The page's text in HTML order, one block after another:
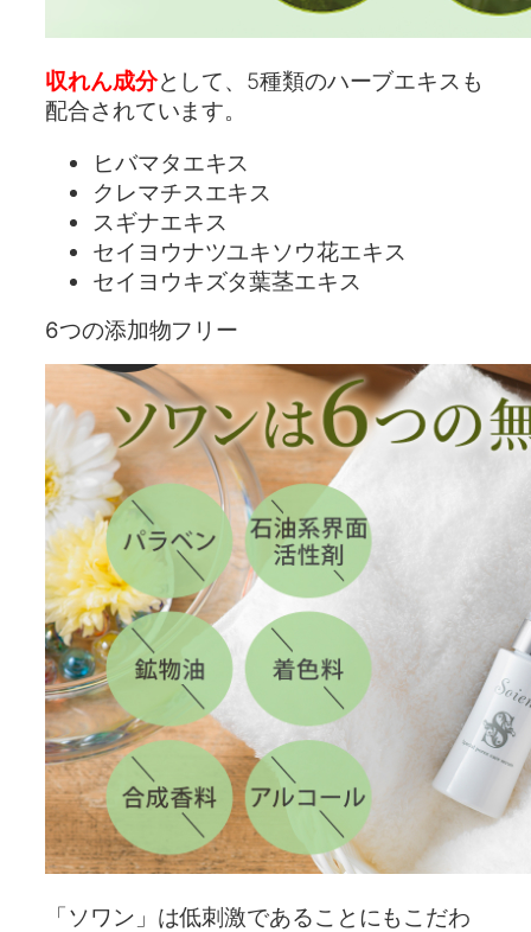
収れん成分として、5種類のハーブエキスも
配合されています。
ヒバマタエキス
クレマチスエキス
スギナエキス
セイヨウナツユキソウ花エキス
セイヨウキズタ葉茎エキス
6つの添加物フリー
「ソワン」は低刺激であることにもこだわ